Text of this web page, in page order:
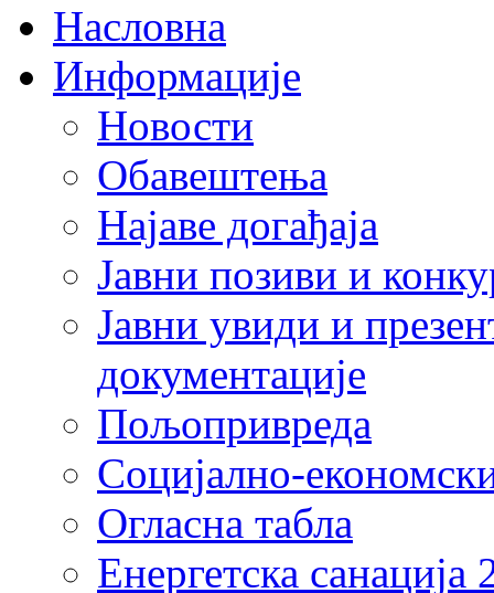
Насловна
Информације
Новости
Обавештења
Најаве догађаја
Јавни позиви и
Јавни увиди и
документације
Пољопривреда
Социјално-
Огласна табла
Енергетска санација